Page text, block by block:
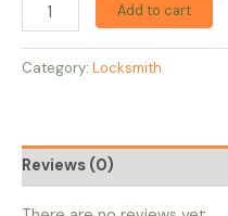
Add to cart
Category: Locksmith
Reviews (0)